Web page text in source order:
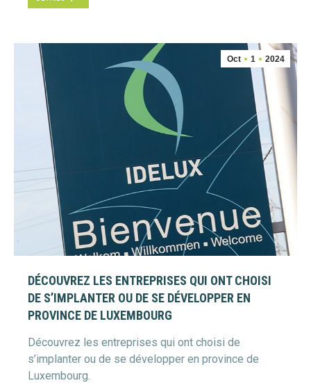
Oct 1 2024
DÉCOUVREZ LES ENTREPRISES QUI ONT CHOISI
DE S’IMPLANTER OU DE SE DÉVELOPPER EN
PROVINCE DE LUXEMBOURG
Découvrez les entreprises qui ont choisi de
s’implanter ou de se développer en province de
Luxembourg.